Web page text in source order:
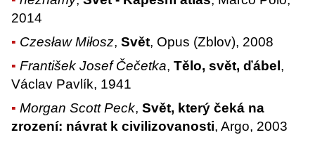
2014
Czesław Miłosz,Svět, Opus (Zblov), 2008
František Josef Čečetka,Tělo, svět, ďábel ,
Václav Pavlík, 1941
Morgan Scott Peck,Svět, který čeká na
zrození: návrat k civilizovanosti, Argo, 2003